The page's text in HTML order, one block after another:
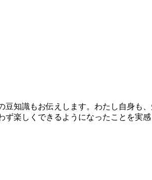
知識もお伝えします。わたし自身も
楽しくできるようになったことを実